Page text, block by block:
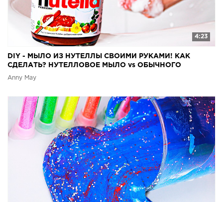
4:23
DIY - МЫЛО ИЗ НУТЕЛЛЫ СВОИМИ РУКАМИ! КАК
СДЕЛАТЬ? НУТЕЛЛОВОЕ МЫЛО vs ОБЫЧНОГО
Anny May